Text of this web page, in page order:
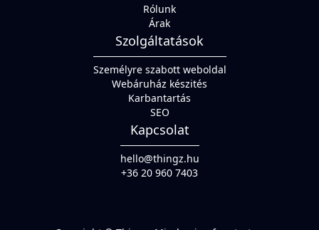
Rólunk
Árak
Szolgáltatások
Személyre szabott weboldal
Webáruház készités
Karbantartás
SEO
Kapcsolat
hello@thingz.hu
+36 20 960 7403